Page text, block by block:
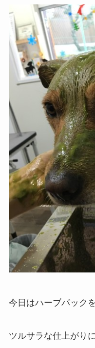
今日はハーブパック
ツルサラな仕上がり